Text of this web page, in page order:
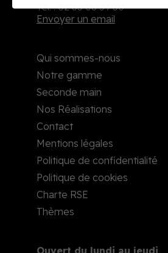
Tél. : 02 35 08 59 50
Envoyer un email
Qui sommes-nous
Notre gamme
Seconde main
Nos Réalisations
Contact
Mentions légales
Politique de confidentialité
Politique de cookies
Charte RSE
Thèmes